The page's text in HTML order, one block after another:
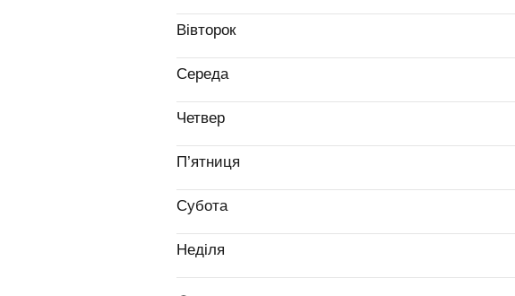
Вівторок
Середа
Четвер
П’ятниця
Субота
Неділя